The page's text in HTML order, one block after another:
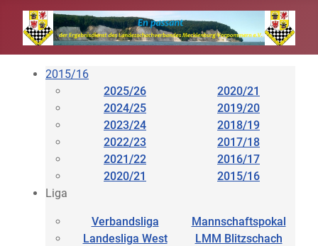
2015/16
2025/26
2020/21
2024/25
2019/20
2023/24
2018/19
2022/23
2017/18
2021/22
2016/17
2020/21
2015/16
Liga
Verbandsliga
Mannschaftspokal
Landesliga West
LMM Blitzschach